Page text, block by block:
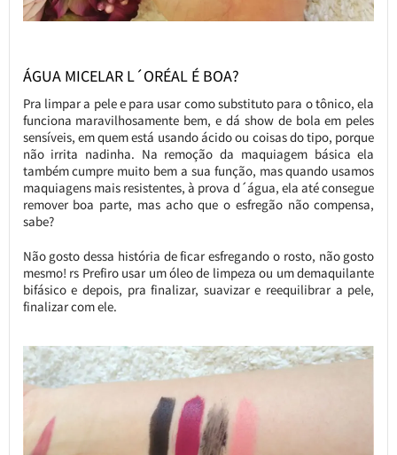
ÁGUA MICELAR L´ORÉAL É BOA?
Pra limpar a pele e para usar como substituto para o tônico, ela
funciona maravilhosamente bem, e dá show de bola em peles
sensíveis, em quem está usando ácido ou coisas do tipo, porque
não irrita nadinha. Na remoção da maquiagem básica ela
também cumpre muito bem a sua função, mas quando usamos
maquiagens mais resistentes, à prova d´água, ela até consegue
remover boa parte, mas acho que o esfregão não compensa,
sabe?
Não gosto dessa história de ficar esfregando o rosto, não gosto
mesmo! rs Prefiro usar um óleo de limpeza ou um demaquilante
bifásico e depois, pra finalizar, suavizar e reequilibrar a pele,
finalizar com ele.